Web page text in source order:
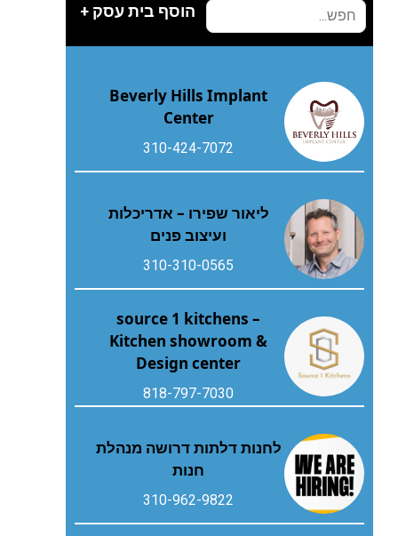
הוסף בית עסק +
Beverly Hills Implant
Center
310-424-7072
ליאור שפירו – אדריכלות
ועיצוב פנים
310-310-0565
source 1 kitchens –
Kitchen showroom &
Design center
818-797-7030
לחנות דלתות דרושה מנהלת
חנות
310-962-9822